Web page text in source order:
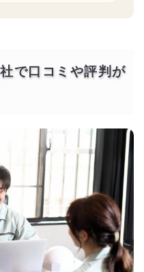
で口コミや評判が